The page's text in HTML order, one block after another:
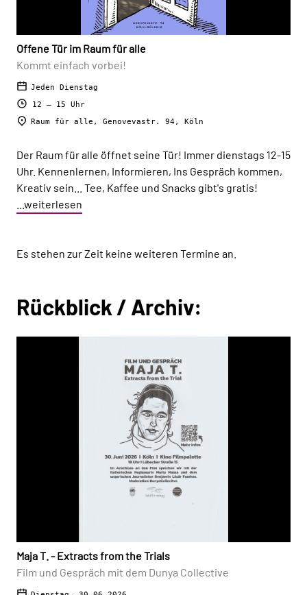
Offene Tür im Raum für alle
Kommt einfach vorbei!
Jeden Dienstag
12 – 15 Uhr
Raum für alle, Genovevastr. 94, Köln
Der Raum für alle öffnet seine Tür! Immer dienstags 12-15
Uhr. Kennenlernen, Informieren, Ins Gespräch kommen,
Kreativ sein... Tee, Kaffee und Snacks gibt's gratis!
...weiterlesen
Es stehen zur Zeit keine weiteren Termine an.
Rückblick / Archiv:
Maja T. - Extracts from the Trials
Film und Gespräch mit dem Dunya Collective